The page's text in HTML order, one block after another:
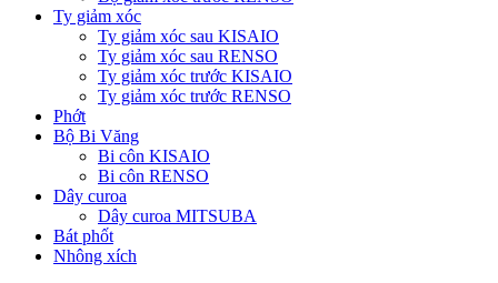
Ty giảm xóc
Ty giảm xóc sau KISAIO
Ty giảm xóc sau RENSO
Ty giảm xóc trước KISAIO
Ty giảm xóc trước RENSO
Phớt
Bộ Bi Văng
Bi côn KISAIO
Bi côn RENSO
Dây curoa
Dây curoa MITSUBA
Bát phốt
Nhông xích